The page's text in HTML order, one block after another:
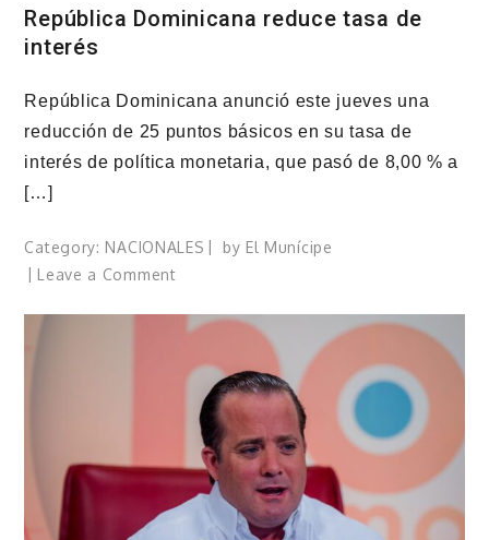
República Dominicana reduce tasa de
interés
República Dominicana anunció este jueves una
reducción de 25 puntos básicos en su tasa de
interés de política monetaria, que pasó de 8,00 % a
[…]
Category: NACIONALES by El Munícipe
Leave a Commenton
Dominicana
tasa
interés